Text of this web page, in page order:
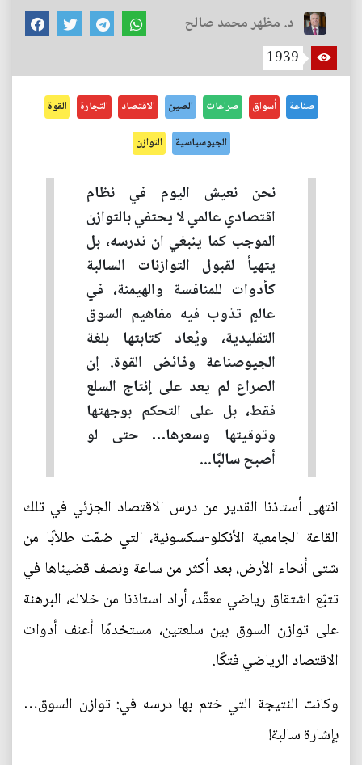
د. مظهر محمد صالح
1939
صناعة أسواق صراعات الصين الاقتصاد التجارة القوة
الجيوسياسية التوازن
نحن نعيش اليوم في نظام
اقتصادي عالمي لا يحتفي بالتوازن
الموجب كما ينبغي ان ندرسه، بل
يتهيأ لقبول التوازنات السالبة
كأدوات للمنافسة والهيمنة، في
عالمٍ تذوب فيه مفاهيم السوق
التقليدية، ويُعاد كتابتها بلغة
الجيوصناعة وفائض القوة. إن
الصراع لم يعد على إنتاج السلع
فقط، بل على التحكم بوجهتها
وتوقيتها وسعرها… حتى لو
أصبح سالبًا...
انتهى أستاذنا القدير من درس الاقتصاد الجزئي في تلك
القاعة الجامعية الأنكلو-سكسونية، التي ضمّت طلابًا من
شتى أنحاء الأرض، بعد أكثر من ساعة ونصف قضيناها في
تتبّع اشتقاق رياضي معقّد، أراد استاذنا من خلاله، البرهنة
على توازن السوق بين سلعتين، مستخدمًا أعنف أدوات
الاقتصاد الرياضي فتكًا.
وكانت النتيجة التي ختم بها درسه في: توازن السوق…
بإشارة سالبة!